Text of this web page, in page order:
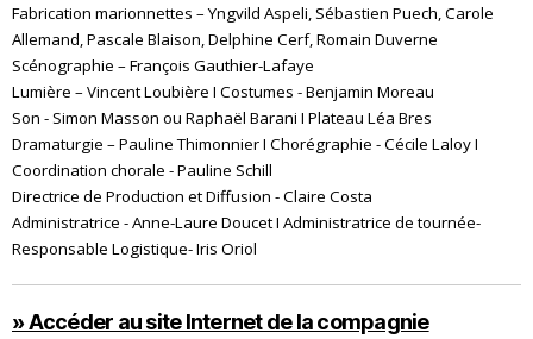
Fabrication marionnettes – Yngvild Aspeli, Sébastien Puech, Carole
Allemand, Pascale Blaison, Delphine Cerf, Romain Duverne
Scénographie – François Gauthier-Lafaye
Lumière – Vincent Loubière I Costumes - Benjamin Moreau
Son - Simon Masson ou Raphaël Barani I Plateau Léa Bres
Dramaturgie – Pauline Thimonnier I Chorégraphie - Cécile Laloy I
Coordination chorale - Pauline Schill
Directrice de Production et Diffusion - Claire Costa
Administratrice - Anne-Laure Doucet I Administratrice de tournée-
Responsable Logistique- Iris Oriol
» Accéder au site Internet de la compagnie